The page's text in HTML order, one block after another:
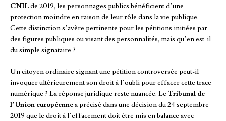
CNILde 2019, les personnages publics bénéficient d’une
protection moindre en raison de leur rôle dans la vie publique.
Cette distinction s’avère pertinente pour les pétitions initiées par
des figures publiques ou visant des personnalités, mais qu’en est-il
du simple signataire ?
Un citoyen ordinaire signant une pétition controversée peut-il
invoquer ultérieurement son droit à l’oubli pour effacer cette trace
numérique ? La réponse juridique reste nuancée. Le Tribunal de
l’Union européennea précisé dans une décision du 24 septembre
2019 que le droit à l’effacement doit être mis en balance avec